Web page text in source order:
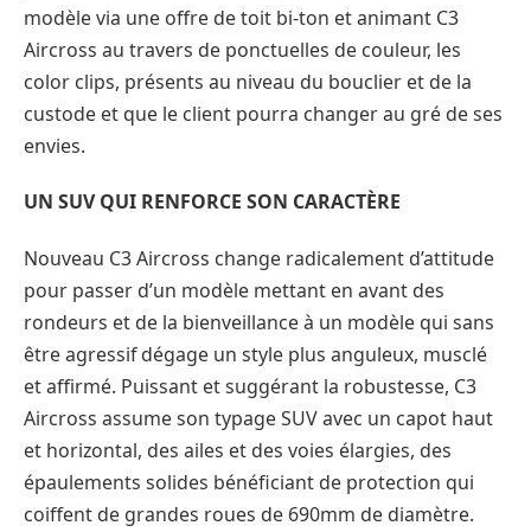
modèle via une offre de toit bi-ton et animant C3
Aircross au travers de ponctuelles de couleur, les
color clips, présents au niveau du bouclier et de la
custode et que le client pourra changer au gré de ses
envies.
UN SUV QUI RENFORCE SON CARACTÈRE
Nouveau C3 Aircross change radicalement d’attitude
pour passer d’un modèle mettant en avant des
rondeurs et de la bienveillance à un modèle qui sans
être agressif dégage un style plus anguleux, musclé
et affirmé. Puissant et suggérant la robustesse, C3
Aircross assume son typage SUV avec un capot haut
et horizontal, des ailes et des voies élargies, des
épaulements solides bénéficiant de protection qui
coiffent de grandes roues de 690mm de diamètre.